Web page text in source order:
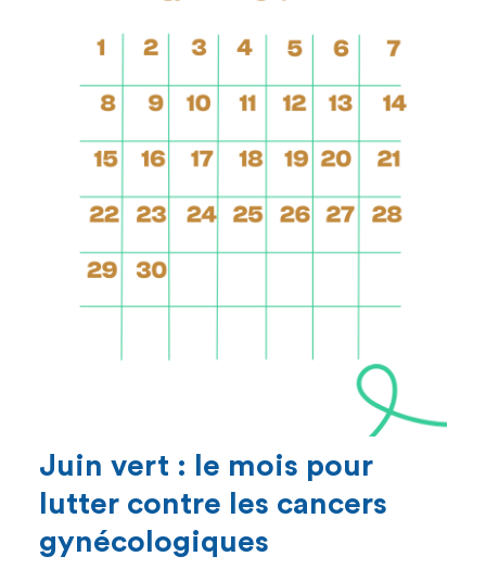
Juin vert : le mois pour
lutter contre les cancers
gynécologiques